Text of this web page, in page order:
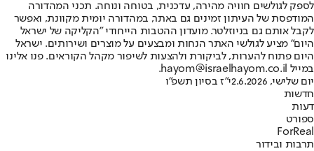
לספק לגולשים חוויה מהירה, עדכנית, בטוחה ונוחה. תכני המהדורה
המודפסת של העיתון זמינים גם באתר, במהדורה יומית מקוונת, ואפשר
לקבל אותם גם בניוזלטר. מועדון ההטבות הייחודי "הקליקה של ישראל
היום" מציע לגולשי האתר הנחות ומבצעים על מוצרים ושירותים. ישראל
היום פתוח להערות, לביקורת ולהצעות לשיפור מקהל הקוראים. פנו אלינו
במייל hayom@israelhayom.co.il.
יום שלישי, 2.6.2026
י"ז בסיון תשפ"ו
חדשות
דעות
ספורט
ForReal
תרבות ובידור